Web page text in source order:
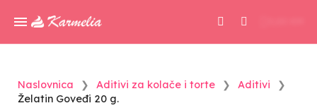
Naslovnica Aditivi za kolače i torte
Aditivi
Želatin Goveđi 20 g.